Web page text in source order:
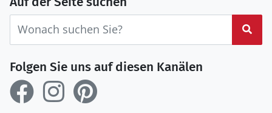
Folgen Sie uns auf diesen Kanälen